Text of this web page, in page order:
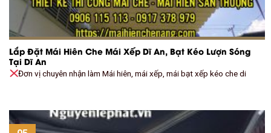
Lắp Đặt Mái Hiên Che Mái Xếp Dĩ An, Bạt Kéo Lượn Sóng
Tại Dĩ An
Đơn vị chuyên nhận làm Mái hiên, mái xếp, mái bạt xếp kéo che di